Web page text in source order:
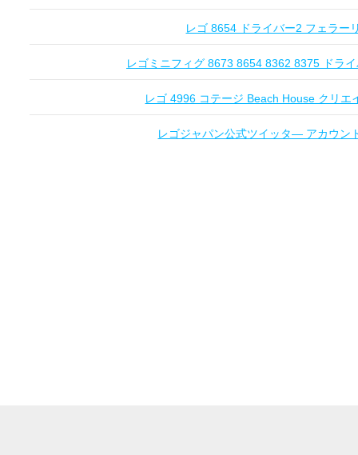
レゴ 8654 ドライバー2 フェラー
レゴミニフィグ 8673 8654 8362 8375 ドラ
レゴ 4996 コテージ Beach House クリエ
レゴジャパン公式ツイッタ― アカウン